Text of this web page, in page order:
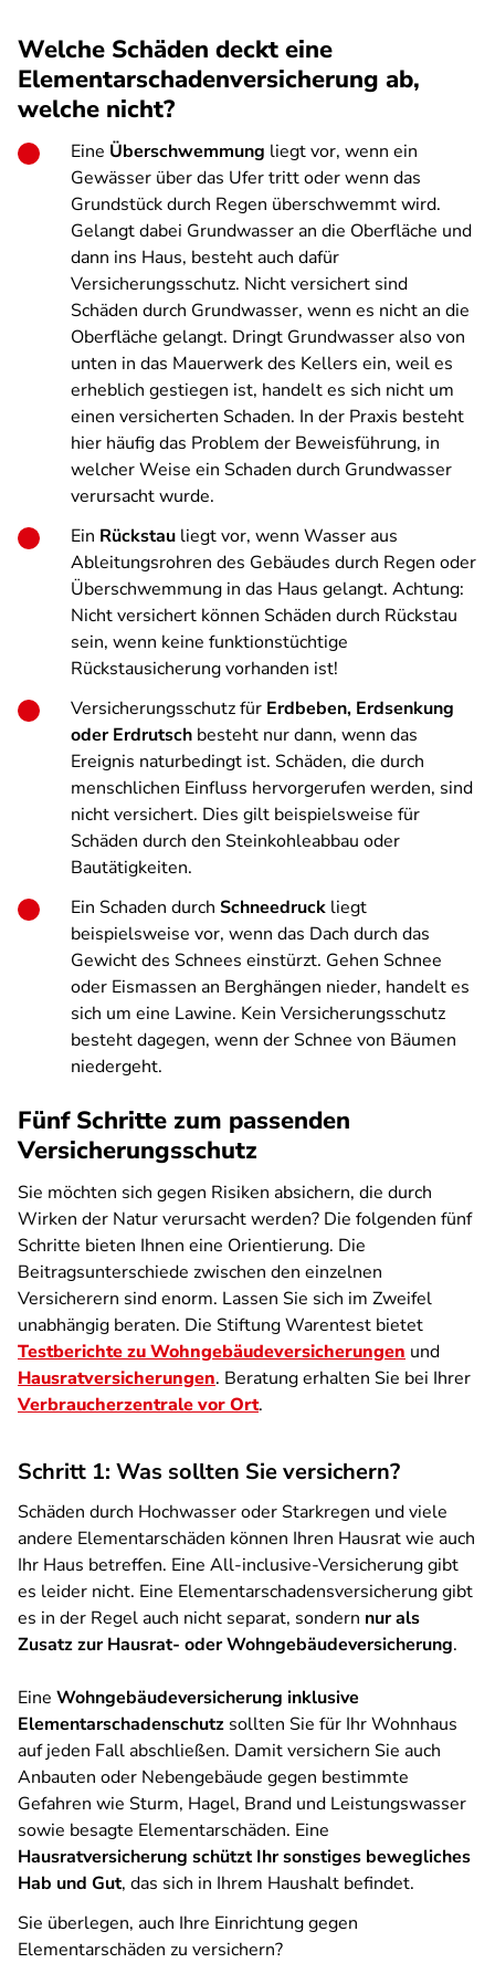
Welche Schäden deckt eine
Elementarschadenversicherung ab,
welche nicht?
Eine Überschwemmung liegt vor, wenn ein
Gewässer über das Ufer tritt oder wenn das
Grundstück durch Regen überschwemmt wird.
Gelangt dabei Grundwasser an die Oberfläche und
dann ins Haus, besteht auch dafür
Versicherungsschutz. Nicht versichert sind
Schäden durch Grundwasser, wenn es nicht an die
Oberfläche gelangt. Dringt Grundwasser also von
unten in das Mauerwerk des Kellers ein, weil es
erheblich gestiegen ist, handelt es sich nicht um
einen versicherten Schaden. In der Praxis besteht
hier häufig das Problem der Beweisführung, in
welcher Weise ein Schaden durch Grundwasser
verursacht wurde.
Ein Rückstau liegt vor, wenn Wasser aus
Ableitungsrohren des Gebäudes durch Regen oder
Überschwemmung in das Haus gelangt. Achtung:
Nicht versichert können Schäden durch Rückstau
sein, wenn keine funktionstüchtige
Rückstausicherung vorhanden ist!
Versicherungsschutz für Erdbeben, Erdsenkung
oder Erdrutsch besteht nur dann, wenn das
Ereignis naturbedingt ist. Schäden, die durch
menschlichen Einfluss hervorgerufen werden, sind
nicht versichert. Dies gilt beispielsweise für
Schäden durch den Steinkohleabbau oder
Bautätigkeiten.
Ein Schaden durch Schneedruck liegt
beispielsweise vor, wenn das Dach durch das
Gewicht des Schnees einstürzt. Gehen Schnee
oder Eismassen an Berghängen nieder, handelt es
sich um eine Lawine. Kein Versicherungsschutz
besteht dagegen, wenn der Schnee von Bäumen
niedergeht.
Fünf Schritte zum passenden
Versicherungsschutz
Sie möchten sich gegen Risiken absichern, die durch
Wirken der Natur verursacht werden? Die folgenden fünf
Schritte bieten Ihnen eine Orientierung. Die
Beitragsunterschiede zwischen den einzelnen
Versicherern sind enorm. Lassen Sie sich im Zweifel
unabhängig beraten. Die Stiftung Warentest bietet
Testberichte zu Wohngebäudeversicherungen und
Hausratversicherungen. Beratung erhalten Sie bei Ihrer
Verbraucherzentrale vor Ort.
Schritt 1: Was sollten Sie versichern?
Schäden durch Hochwasser oder Starkregen und viele
andere Elementarschäden können Ihren Hausrat wie auch
Ihr Haus betreffen. Eine All-inclusive-Versicherung gibt
es leider nicht. Eine Elementarschadensversicherung gibt
es in der Regel auch nicht separat, sondern nur als
Zusatz zur Hausrat- oder Wohngebäudeversicherung.
Eine Wohngebäudeversicherung inklusive
Elementarschadenschutz sollten Sie für Ihr Wohnhaus
auf jeden Fall abschließen. Damit versichern Sie auch
Anbauten oder Nebengebäude gegen bestimmte
Gefahren wie Sturm, Hagel, Brand und Leistungswasser
sowie besagte Elementarschäden. Eine
Hausratversicherung schützt Ihr sonstiges bewegliches
Hab und Gut, das sich in Ihrem Haushalt befindet.
Sie überlegen, auch Ihre Einrichtung gegen
Elementarschäden zu versichern?